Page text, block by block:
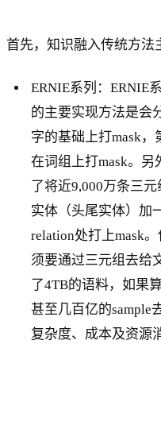
首先，知识融入传统方法
ERNIE系列：ERNIE
的主要实现方法是会
字的基础上打mask，
在词组上打mask。另
了将近9,000万条三
实体（头尾实体）加
relation处打上mask
须要通过三元组去给
了4TB的语料，如果
甚至几百亿的sample
复杂度、成本及资源